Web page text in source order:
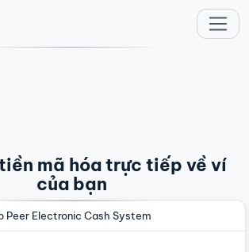
mã hóa trực tiếp về ví
của bạn
Peer Electronic Cash System